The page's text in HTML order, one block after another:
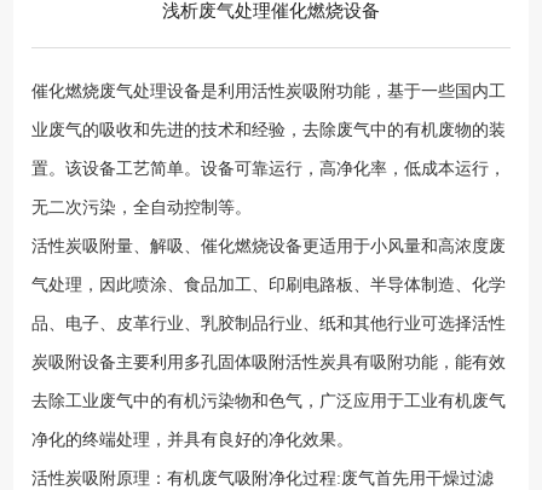
浅析废气处理催化燃烧设备
催化燃烧废气处理设备是利用活性炭吸附功能，基于一些国内工
业废气的吸收和先进的技术和经验，去除废气中的有机废物的装
置。该设备工艺简单。设备可靠运行，高净化率，低成本运行，
无二次污染，全自动控制等。
活性炭吸附量、解吸、催化燃烧设备更适用于小风量和高浓度废
气处理，因此喷涂、食品加工、印刷电路板、半导体制造、化学
品、电子、皮革行业、乳胶制品行业、纸和其他行业可选择活性
炭吸附设备主要利用多孔固体吸附活性炭具有吸附功能，能有效
去除工业废气中的有机污染物和色气，广泛应用于工业有机废气
净化的终端处理，并具有良好的净化效果。
活性炭吸附原理：有机废气吸附净化过程:废气首先用干燥过滤